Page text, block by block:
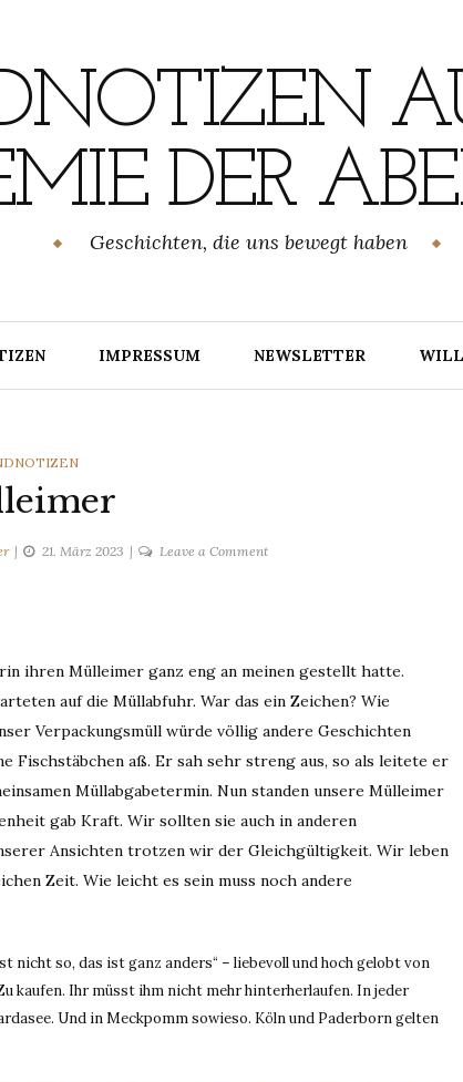
DER
Geschichten, die uns bewegt haben
IMPRESSUM NEWSLETTER
21. März 2023 Leave a Commenton
ihren Mülleimer ganz eng an meinen gestellt hatte.
auf die Müllabfuhr. War das ein Zeichen? Wie
Verpackungsmüll würde völlig andere Geschichten
Fischstäbchen aß. Er sah sehr streng aus, so als leitete er
Müllabgabetermin. Nun standen unsere Mülleimer
gab Kraft. Wir sollten sie auch in anderen
Ansichten trotzen wir der Gleichgültigkeit. Wir leben
Zeit. Wie leicht es sein muss noch andere
nicht so, das ist ganz anders“ – liebevoll und hoch gelobt von
kaufen. Ihr müsst ihm nicht mehr hinterherlaufen. In jeder
Und in Meckpomm sowieso. Köln und Paderborn gelten